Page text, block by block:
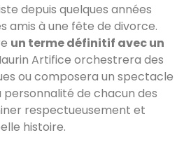
depuis quelques années
amis à une fête de divorce.
un terme définitif avec un
Artifice orchestrera des
ou composera un spectacle
personnalité de chacun des
respectueusement et
histoire.